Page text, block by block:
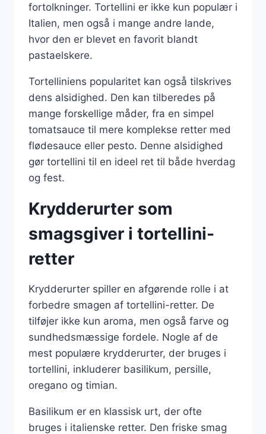
fortolkninger. Tortellini er ikke kun populær i
Italien, men også i mange andre lande,
hvor den er blevet en favorit blandt
pastaelskere.
Tortelliniens popularitet kan også tilskrives
dens alsidighed. Den kan tilberedes på
mange forskellige måder, fra en simpel
tomatsauce til mere komplekse retter med
flødesauce eller pesto. Denne alsidighed
gør tortellini til en ideel ret til både hverdag
og fest.
Krydderurter som
smagsgiver i tortellini-
retter
Krydderurter spiller en afgørende rolle i at
forbedre smagen af tortellini-retter. De
tilføjer ikke kun aroma, men også farve og
sundhedsmæssige fordele. Nogle af de
mest populære krydderurter, der bruges i
tortellini, inkluderer basilikum, persille,
oregano og timian.
Basilikum er en klassisk urt, der ofte
bruges i italienske retter. Den friske smag